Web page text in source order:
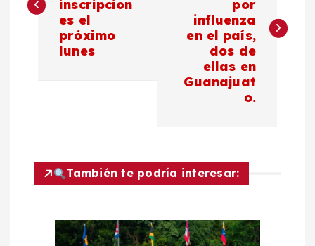
v
c
inscripcion
es el
próximo
lunes
por
influenza
en el país,
dos de
ellas en
Guanajuat
o.
También te podría interesar: